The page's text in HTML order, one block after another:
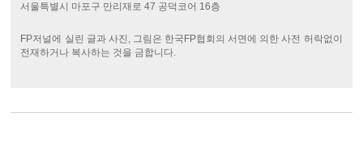
서울특별시 마포구 만리재로 47 공덕코어 16층
FP저널에 실린 글과 사진, 그림은 한국FP협회의 서면에 의한 사전 허락없이
전재하거나 복사하는 것을 금합니다.